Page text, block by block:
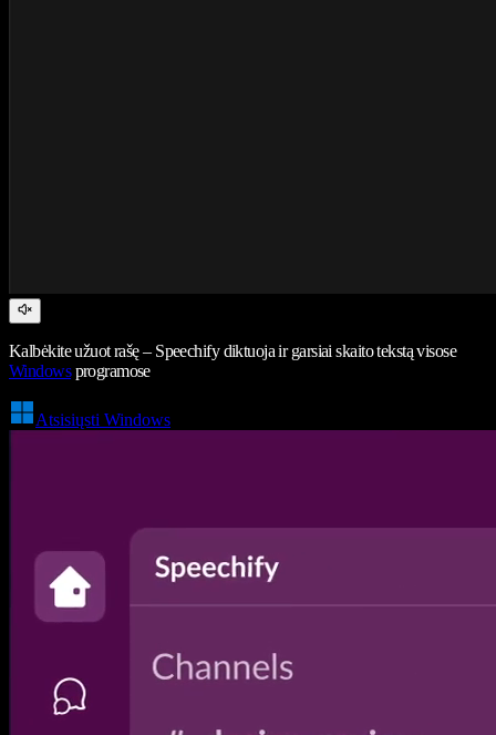
Kalbėkite užuot rašę – Speechify diktuoja ir garsiai skaito tekstą visose
Windowsprogramose
Atsisiųsti Windows